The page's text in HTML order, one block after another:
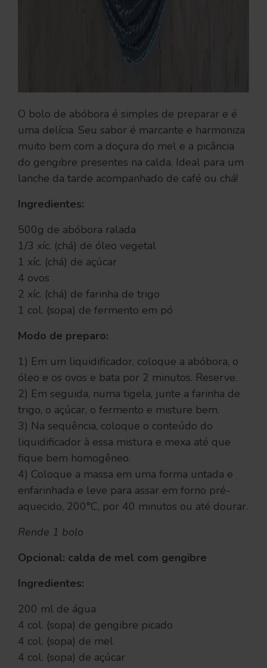
O bolo de abóbora é simples de preparar e é
uma delícia. Seu sabor é marcante e harmoniza
muito bem com a doçura do mel e a picância
do gengibre presentes na calda. Ideal para um
lanche da tarde acompanhado de café ou chá!
Ingredientes:
500g de abóbora ralada
1/3 xíc. (chá) de óleo vegetal
1 xíc. (chá) de açúcar
4 ovos
2 xíc. (chá) de farinha de trigo
1 col. (sopa) de fermento em pó
Modo de preparo:
1) Em um liquidificador, coloque a abóbora, o
óleo e os ovos e bata por 2 minutos. Reserve.
2) Em seguida, numa tigela, junte a farinha de
trigo, o açúcar, o fermento e misture bem.
3) Na sequência, coloque o conteúdo do
liquidificador à essa mistura e mexa até que
fique bem homogêneo.
4) Coloque a massa em uma forma untada e
enfarinhada e leve para assar em forno pré-
aquecido, 200°C, por 40 minutos ou até dourar.
Rende 1 bolo
Opcional: calda de mel com gengibre
Ingredientes:
200 ml de água
4 col. (sopa) de gengibre picado
4 col. (sopa) de mel
4 col. (sopa) de açúcar